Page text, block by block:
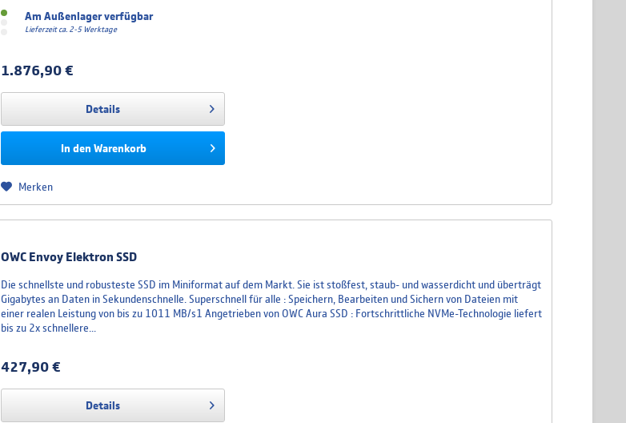
Am Außenlager verfügbar
Lieferzeit ca. 2-5 Werktage
1.876,90 €
Details
In den Warenkorb
Merken
OWC Envoy Elektron SSD
Die schnellste und robusteste SSD im Miniformat auf dem Markt. Sie ist stoßfest, staub- und wasserdicht und überträgt
Gigabytes an Daten in Sekundenschnelle. Superschnell für alle : Speichern, Bearbeiten und Sichern von Dateien mit
einer realen Leistung von bis zu 1011 MB/s1 Angetrieben von OWC Aura SSD : Fortschrittliche NVMe-Technologie liefert
bis zu 2x schnellere...
427,90 €
Details